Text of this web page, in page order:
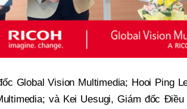
Global Vision Multimedia; Hooi Ping
và Kei Uesugi, Giám đốc